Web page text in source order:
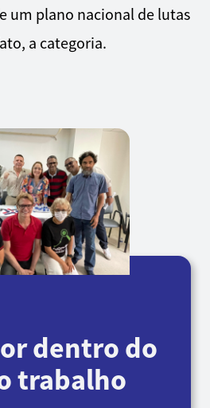
um plano nacional de lutas
a categoria.
dentro do
trabalho